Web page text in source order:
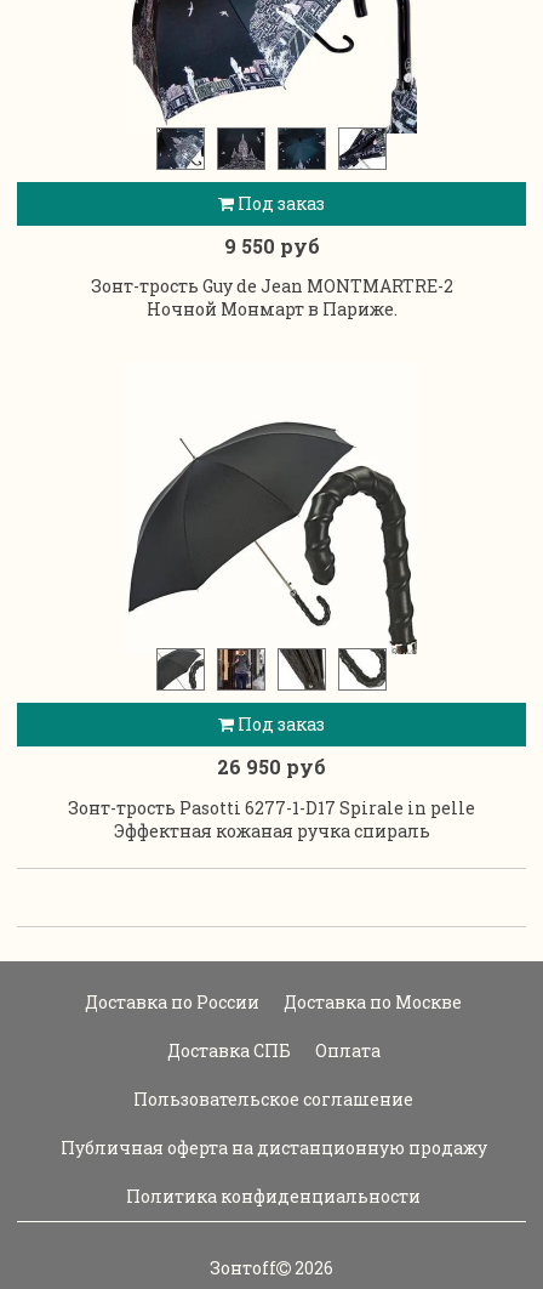
Под заказ
9 550 руб
Зонт-трость Guy de Jean MONTMARTRE-2
Ночной Монмарт в Париже.
Под заказ
26 950 руб
Зонт-трость Pasotti 6277-1-D17 Spirale in pelle
Эффектная кожаная ручка спираль
Доставка по России Доставка по Москве
Доставка СПБ Оплата
Пользовательское соглашение
Публичная оферта на дистанционную продажу
Политика конфиденциальности
Зонтoff 2026